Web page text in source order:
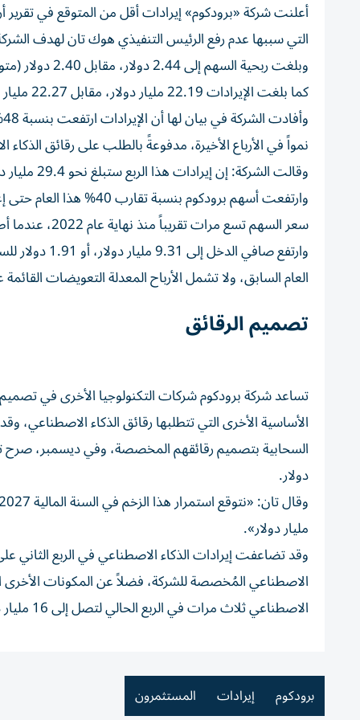
أعلنت شركة «برودكوم» إيرادات أقل من المتوقع في تقرير
التي سببها عدم رفع الرئيس التنفيذي هوك تان لهدف الشركة السنوي البالغ 100 مليار دولار
وبلغت ربحية السهم إلى 2.44 دولار، مقابل 2.40 دولار (متوقعة).
كما بلغت الإيرادات 22.19 مليار دولار، مقابل 22.27 مليار دولار (متوقعة).
نمواً في الأرباع الأخيرة، مدفوعةً بالطلب على رقائق
وقالت الشركة: إن إيرادات هذا الربع ستبلغ نحو 29.4 مليار دولار، مقابل 28.53 مليار دولار توقعها محللو وول ستريت.
سعر السهم تسع مرات تقريباً منذ نهاية عام 2022، عندما أطلقت شركة «تشات جي بي تي» طفرة الذكاء الاصطناعي التوليدي.
العام السابق، ولا تشمل الأرباح المعدلة التعويضات
تصميم الرقائق
تساعد شركة برودكوم شركات التكنولوجيا الأخرى في
الأساسية الأخرى التي تتطلبها رقائق الذكاء
دولار.
مليار دولار».
الاصطناعي المُخصصة للشركة، فضلاً عن المكونات الأخرى
الاصطناعي ثلاث مرات في الربع الحالي لتصل إلى 16 مليار دولار.
برودكوم إيرادات المستثمرون